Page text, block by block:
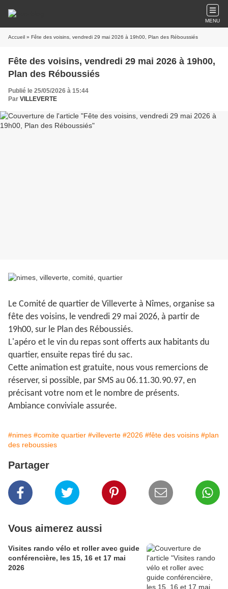
MENU
Accueil » Fête des voisins, vendredi 29 mai 2026 à 19h00, Plan des Réboussiés
Fête des voisins, vendredi 29 mai 2026 à 19h00,
Plan des Réboussiés
Publié le 25/05/2026 à 15:44
Par VILLEVERTE
Le Comité de quartier de Villeverte à Nîmes, organise sa
fête des voisins, le vendredi 29 mai 2026, à partir de
19h00, sur le Plan des Réboussiés.
L'apéro et le vin du repas sont offerts aux habitants du
quartier, ensuite repas tiré du sac.
Cette animation est gratuite, nous vous remercions de
réserver, si possible, par SMS au 06.11.30.90.97, en
précisant votre nom et le nombre de présents.
Ambiance conviviale assurée.
#nimes #comite quartier #villeverte #2026 #fête des voisins #plan
des reboussies
Partager
Vous aimerez aussi
Visites rando vélo et roller avec guide
conférencière, les 15, 16 et 17 mai
2026